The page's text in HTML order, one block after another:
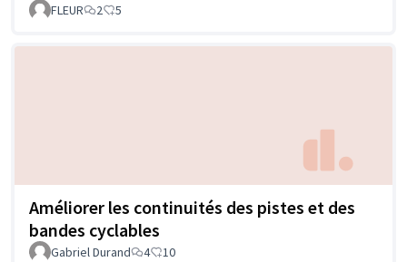
FLEUR 2 5
Améliorer les continuités des pistes et des
bandes cyclables
Gabriel Durand 4 10